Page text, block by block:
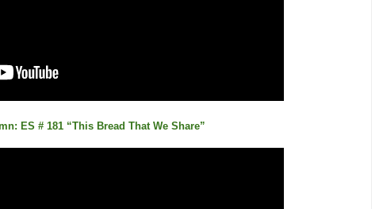
ES # 181 “This Bread That We Share”